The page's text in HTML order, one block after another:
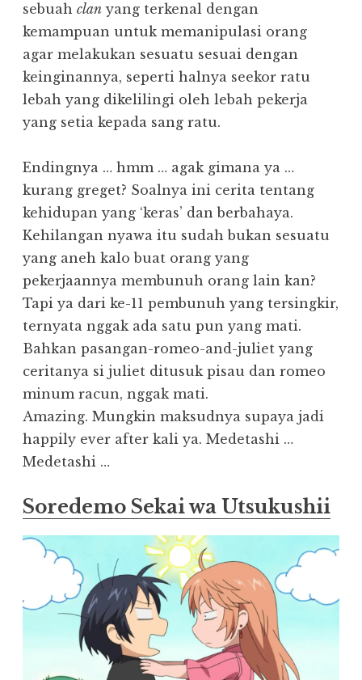
sebuah clan yang terkenal dengan
kemampuan untuk memanipulasi orang
agar melakukan sesuatu sesuai dengan
keinginannya, seperti halnya seekor ratu
lebah yang dikelilingi oleh lebah pekerja
yang setia kepada sang ratu.
Endingnya … hmm … agak gimana ya …
kurang greget? Soalnya ini cerita tentang
kehidupan yang ‘keras’ dan berbahaya.
Kehilangan nyawa itu sudah bukan sesuatu
yang aneh kalo buat orang yang
pekerjaannya membunuh orang lain kan?
Tapi ya dari ke-11 pembunuh yang tersingkir,
ternyata nggak ada satu pun yang mati.
Bahkan pasangan-romeo-and-juliet yang
ceritanya si juliet ditusuk pisau dan romeo
minum racun, nggak mati.
Amazing. Mungkin maksudnya supaya jadi
happily ever after kali ya. Medetashi …
Medetashi …
Soredemo Sekai wa Utsukushii